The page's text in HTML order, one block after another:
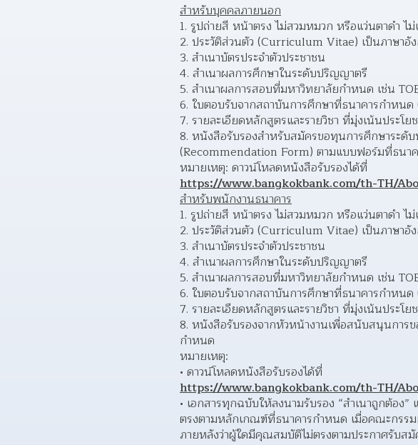
สำหรับบุคคลภายนอก
รูปถ่ายสี หน้าตรง ไม่สวมหมวก หรือแว่นตาดำ ไ
ประวัติส่วนตัว (Curriculum Vitae) เป็นภาษาอั
สำเนาบัตรประจำตัวประชาชน
สำเนาผลการศึกษาในระดับปริญญาตรี
สำเนาผลการสอบที่มหาวิทยาลัยกำหนด เช่น
ใบตอบรับจากสถาบันการศึกษาที่ธนาคารกำหนด
รายละเอียดหลักสูตรและรายวิชา ที่มุ่งเน้นประโ
หนังสือรับรองสำหรับสมัครขอทุนการศึกษาระดั
(Recommendation Form) ตามแบบฟอร์มที่ธนา
หมายเหตุ: ดาวน์โหลดหนังสือรับรองได้ที่
https://www.bangkokbank.com/th-TH/
สำหรับพนักงานธนาคาร
รูปถ่ายสี หน้าตรง ไม่สวมหมวก หรือแว่นตาดำ ไ
ประวัติส่วนตัว (Curriculum Vitae) เป็นภาษาอั
สำเนาบัตรประจำตัวประชาชน
สำเนาผลการศึกษาในระดับปริญญาตรี
สำเนาผลการสอบที่มหาวิทยาลัยกำหนด เช่น
ใบตอบรับจากสถาบันการศึกษาที่ธนาคารกำหนด
รายละเอียดหลักสูตรและรายวิชา ที่มุ่งเน้นประโ
หนังสือรับรองจากหัวหน้างานเพื่อสนับสนุนกา
กำหนด
หมายเหตุ:
ดาวน์โหลดหนังสือรับรองได้ที่
https://www.bangkokbank.com/th-TH/
เอกสารทุกฉบับให้ลงนามรับรอง “สำเนาถูกต้อง
ตรงตามหลักเกณฑ์ที่ธนาคารกำหนด เมื่อคณะกรร
ภายหลังว่าผู้ใดมีคุณสมบัติไม่ตรงตามประกาศรับส